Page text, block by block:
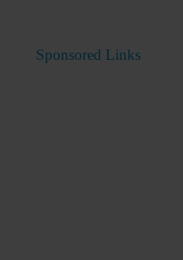
Sponsored Links